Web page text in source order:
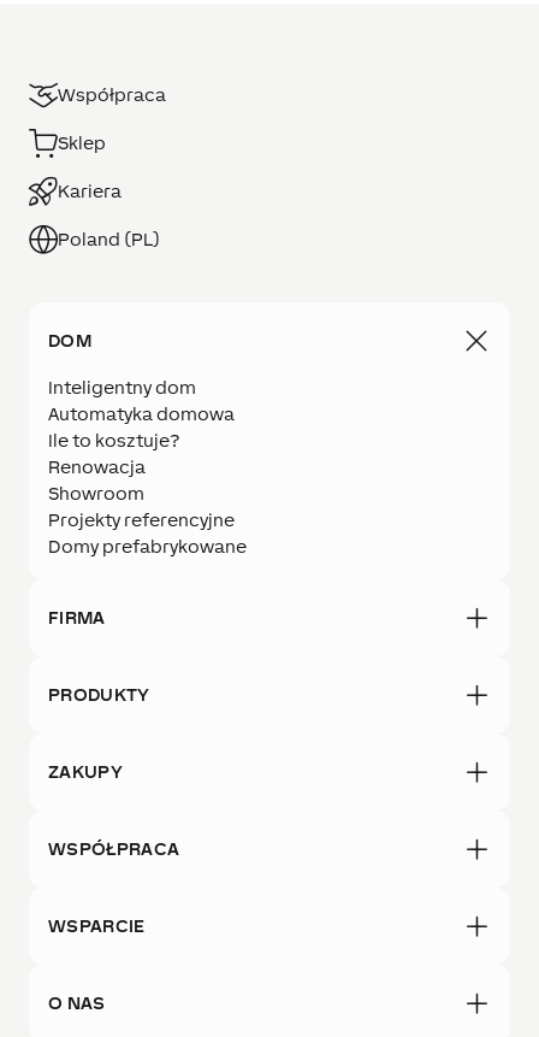
Współpraca
Sklep
Kariera
Poland (PL)
DOM
Inteligentny dom
Automatyka domowa
Ile to kosztuje?
Renowacja
Showroom
Projekty referencyjne
Domy prefabrykowane
FIRMA
PRODUKTY
ZAKUPY
WSPÓŁPRACA
WSPARCIE
O NAS